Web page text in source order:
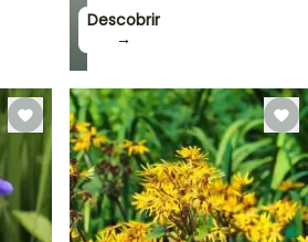
Descobrir
→